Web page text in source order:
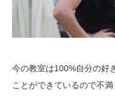
今の教室は100%自分の好
ことができているので不